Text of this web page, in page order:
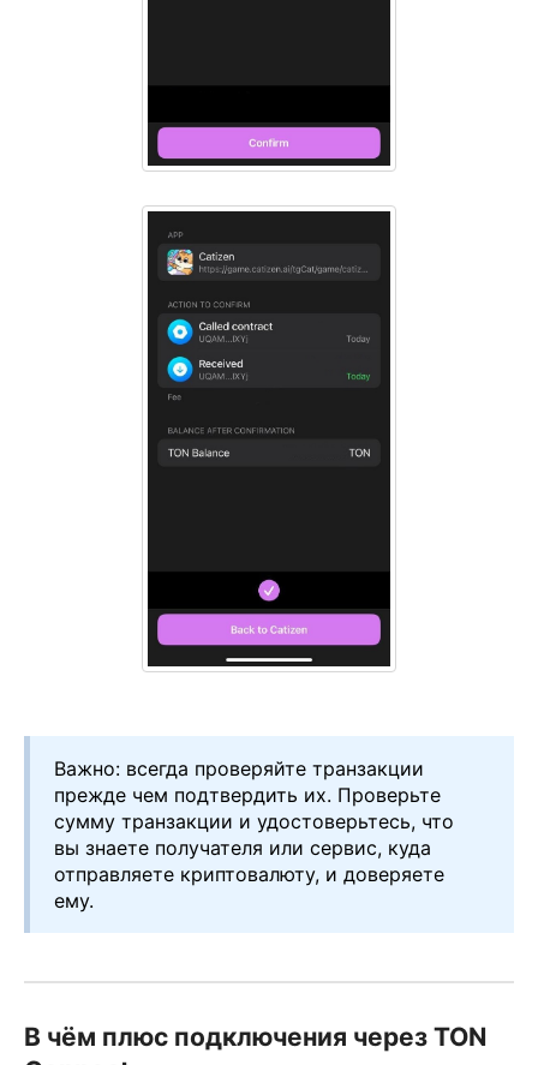
Важно: всегда проверяйте транзакции
прежде чем подтвердить их. Проверьте
сумму транзакции и удостоверьтесь, что
вы знаете получателя или сервис, куда
отправляете криптовалюту, и доверяете
ему.
В чём плюс подключения через TON